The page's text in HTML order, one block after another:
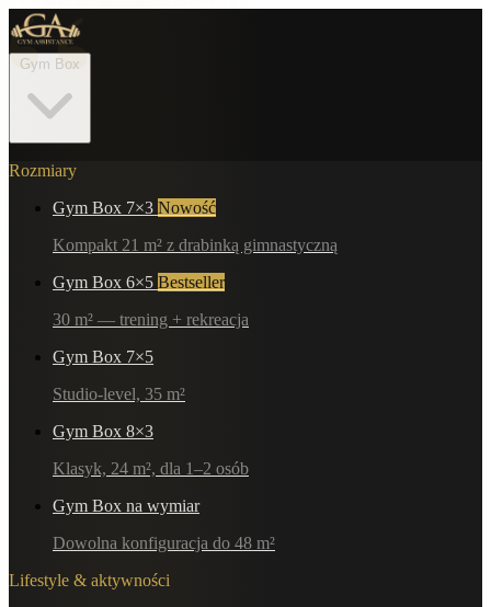
Rozmiary
Gym Box 7×3 Nowość
Kompakt 21 m² z drabinką gimnastyczną
Gym Box 6×5 Bestseller
30 m² — trening + rekreacja
Gym Box 7×5
Studio-level, 35 m²
Gym Box 8×3
Klasyk, 24 m², dla 1–2 osób
Gym Box na wymiar
Dowolna konfiguracja do 48 m²
Lifestyle & aktywności
“